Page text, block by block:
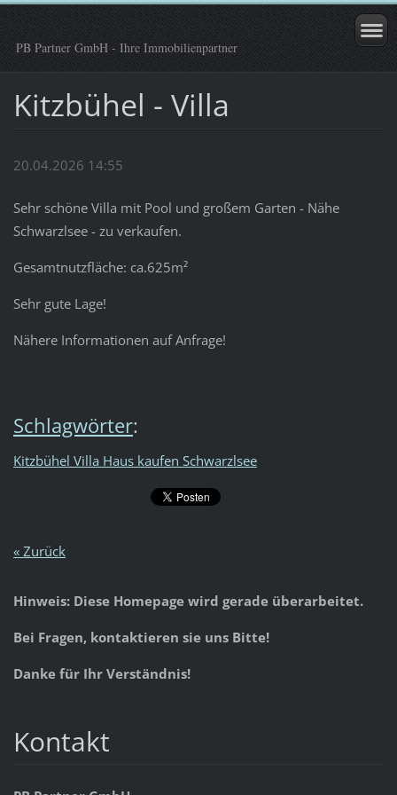
PB Partner GmbH - Ihre Immobilienpartner
Kitzbühel - Villa
20.04.2026 14:55
Sehr schöne Villa mit Pool und großem Garten - Nähe
Schwarzlsee - zu verkaufen.
Gesamtnutzfläche: ca.625m²
Sehr gute Lage!
Nähere Informationen auf Anfrage!
Schlagwörter:
Kitzbühel Villa Haus kaufen Schwarzlsee
« Zurück
Hinweis: Diese Homepage wird gerade überarbeitet.
Bei Fragen, kontaktieren sie uns Bitte!
Danke für Ihr Verständnis!
Kontakt